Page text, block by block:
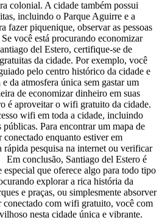
colonial. A cidade também possui
incluindo o Parque Aguirre e a
fazer piquenique, observar as pessoas
você está procurando economizar
del Estero, certifique-se de
da cidade. Por exemplo, você
pelo centro histórico da cidade e
da atmosfera única sem gastar um
de economizar dinheiro em suas
é aproveitar o wifi gratuito da cidade.
wifi em toda a cidade, incluindo
públicas. Para encontrar um mapa de
enquanto estiver em
rápida pesquisa na internet ou verificar
conclusão, Santiago del Estero é
especial que oferece algo para todo tipo
explorar a rica história da
e praças, ou simplesmente absorver
conectado com wifi gratuito, você com
nesta cidade única e vibrante.